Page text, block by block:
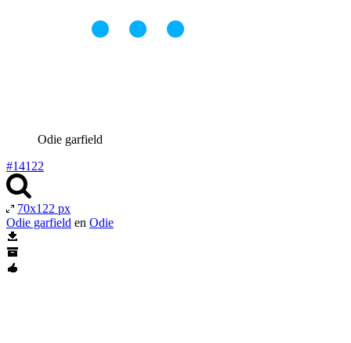
Odie garfield
#14122
70x122 px
Odie garfield en Odie